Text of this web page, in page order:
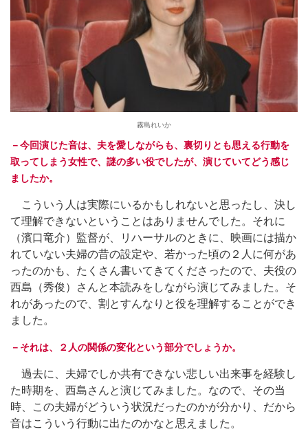
霧島れいか
－今回演じた音は、夫を愛しながらも、裏切りとも思える行動を
取ってしまう女性で、謎の多い役でしたが、演じていてどう感じ
ましたか。
こういう人は実際にいるかもしれないと思ったし、決し
て理解できないということはありませんでした。それに
（濱口竜介）監督が、リハーサルのときに、映画には描か
れていない夫婦の昔の設定や、若かった頃の２人に何があ
ったのかも、たくさん書いてきてくださったので、夫役の
西島（秀俊）さんと本読みをしながら演じてみました。そ
れがあったので、割とすんなりと役を理解することができ
ました。
－それは、２人の関係の変化という部分でしょうか。
過去に、夫婦でしか共有できない悲しい出来事を経験し
た時期を、西島さんと演じてみました。なので、その当
時、この夫婦がどういう状況だったのかが分かり、だから
音はこういう行動に出たのかなと思えました。